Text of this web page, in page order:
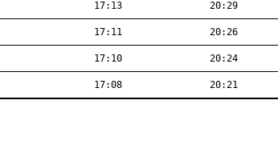
17:13 20:29
17:11 20:26
17:10 20:24
17:08 20:21